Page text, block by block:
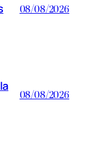
08/08/2026
08/08/2026